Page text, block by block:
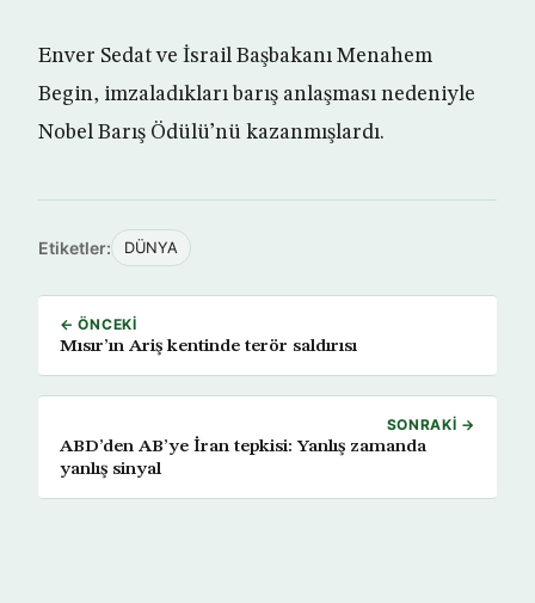
Enver Sedat ve İsrail Başbakanı Menahem
Begin, imzaladıkları barış anlaşması nedeniyle
Nobel Barış Ödülü’nü kazanmışlardı.
Etiketler: DÜNYA
← ÖNCEKI
Mısır’ın Ariş kentinde terör saldırısı
SONRAKI →
ABD’den AB’ye İran tepkisi: Yanlış zamanda
yanlış sinyal